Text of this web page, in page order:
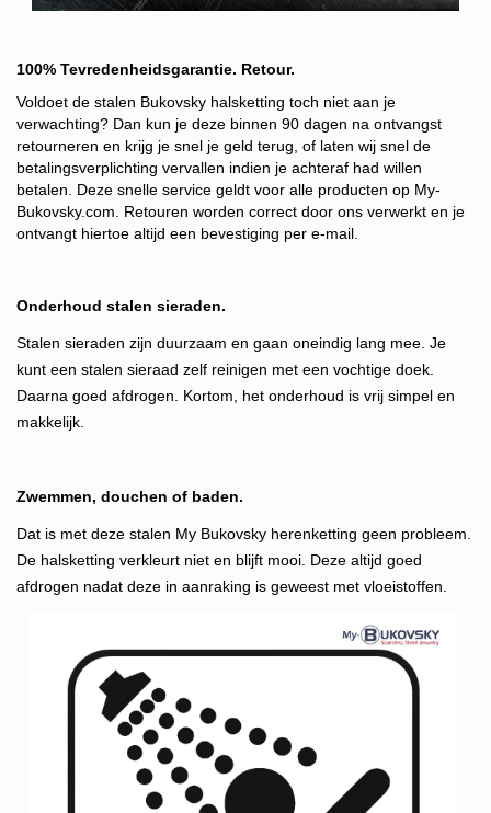
100% Tevredenheidsgarantie. Retour.
Voldoet de stalen Bukovsky halsketting toch niet aan je
verwachting? Dan kun je deze binnen 90 dagen na ontvangst
retourneren en krijg je snel je geld terug, of laten wij snel de
betalingsverplichting vervallen indien je achteraf had willen
betalen. Deze snelle service geldt voor alle producten op My-
Bukovsky.com. Retouren worden correct door ons verwerkt en je
ontvangt hiertoe altijd een bevestiging per e-mail.
Onderhoud stalen sieraden.
Stalen sieraden zijn duurzaam en gaan oneindig lang mee. Je
kunt een stalen sieraad zelf reinigen met een vochtige doek.
Daarna goed afdrogen. Kortom, het onderhoud is vrij simpel en
makkelijk.
Zwemmen, douchen of baden.
Dat is met deze stalen My Bukovsky herenketting geen probleem.
De halsketting verkleurt niet en blijft mooi. Deze altijd goed
afdrogen nadat deze in aanraking is geweest met vloeistoffen.